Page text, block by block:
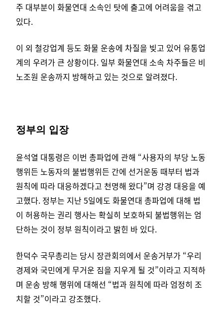
주 대부분이 화물연대 소속인 탓에 출고에 어려움을 겪고
있다.
이 외 철강업계 등도 화물 운송에 차질을 빚고 있어 유통업
계의 우려가 큰 상황이다. 일부 화물연대 소속 차주들은 비
노조원 운송까지 방해하고 있는 것으로 알려졌다.
정부의 입장
윤석열 대통령은 이번 총파업에 관해 “사용자의 부당 노동
행위든 노동자의 불법행위든 간에 선거운동 때부터 법과
원칙에 따라 대응하겠다고 천명해 왔다”며 강경 대응을 예
고했다. 정부는 지난 5일에도 화물연대 총파업에 대해 법
이 허용하는 권리 행사는 확실히 보호하되 불법행위는 엄
단하는 것이 정부 원칙이라고 밝힌 바 있다.
한덕수 국무총리는 당시 장관회의에서 운송거부가 “우리
경제와 국민에게 무거운 짐을 지우게 될 것”이라고 지적하
며 운송 방해 행위에 대해선 “법과 원칙에 따라 엄정히 조
치할 것”이라고 강조했다.